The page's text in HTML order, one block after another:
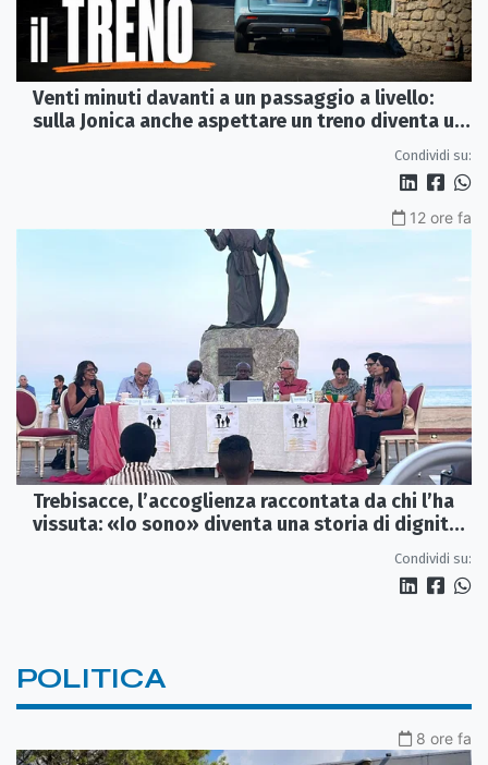
Venti minuti davanti a un passaggio a livello:
sulla Jonica anche aspettare un treno diventa un
Condividi su:
12 ore fa
Trebisacce, l’accoglienza raccontata da chi l’ha
vissuta: «Io sono» diventa una storia di dignità
Condividi su:
POLITICA
8 ore fa